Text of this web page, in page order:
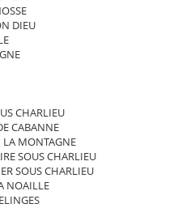
DIEU
CHARLIEU
CABANNE
MONTAGNE
SOUS CHARLIEU
SOUS CHARLIEU
NOAILLE